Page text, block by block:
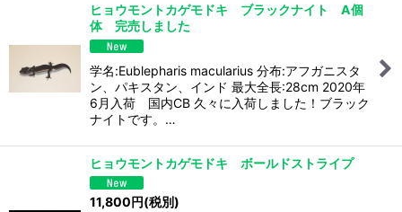
ヒョウモントカゲモドキ ブラックナイト A個
体 完売しました
学名:Eublepharis macularius 分布:アフガニスタ
ン、パキスタン、インド 最大全長:28cm 2020年
6月入荷 国内CB 久々に入荷しました！ブラック
ナイトです。…
ヒョウモントカゲモドキ ボールドストライプ
11,800円(税別)